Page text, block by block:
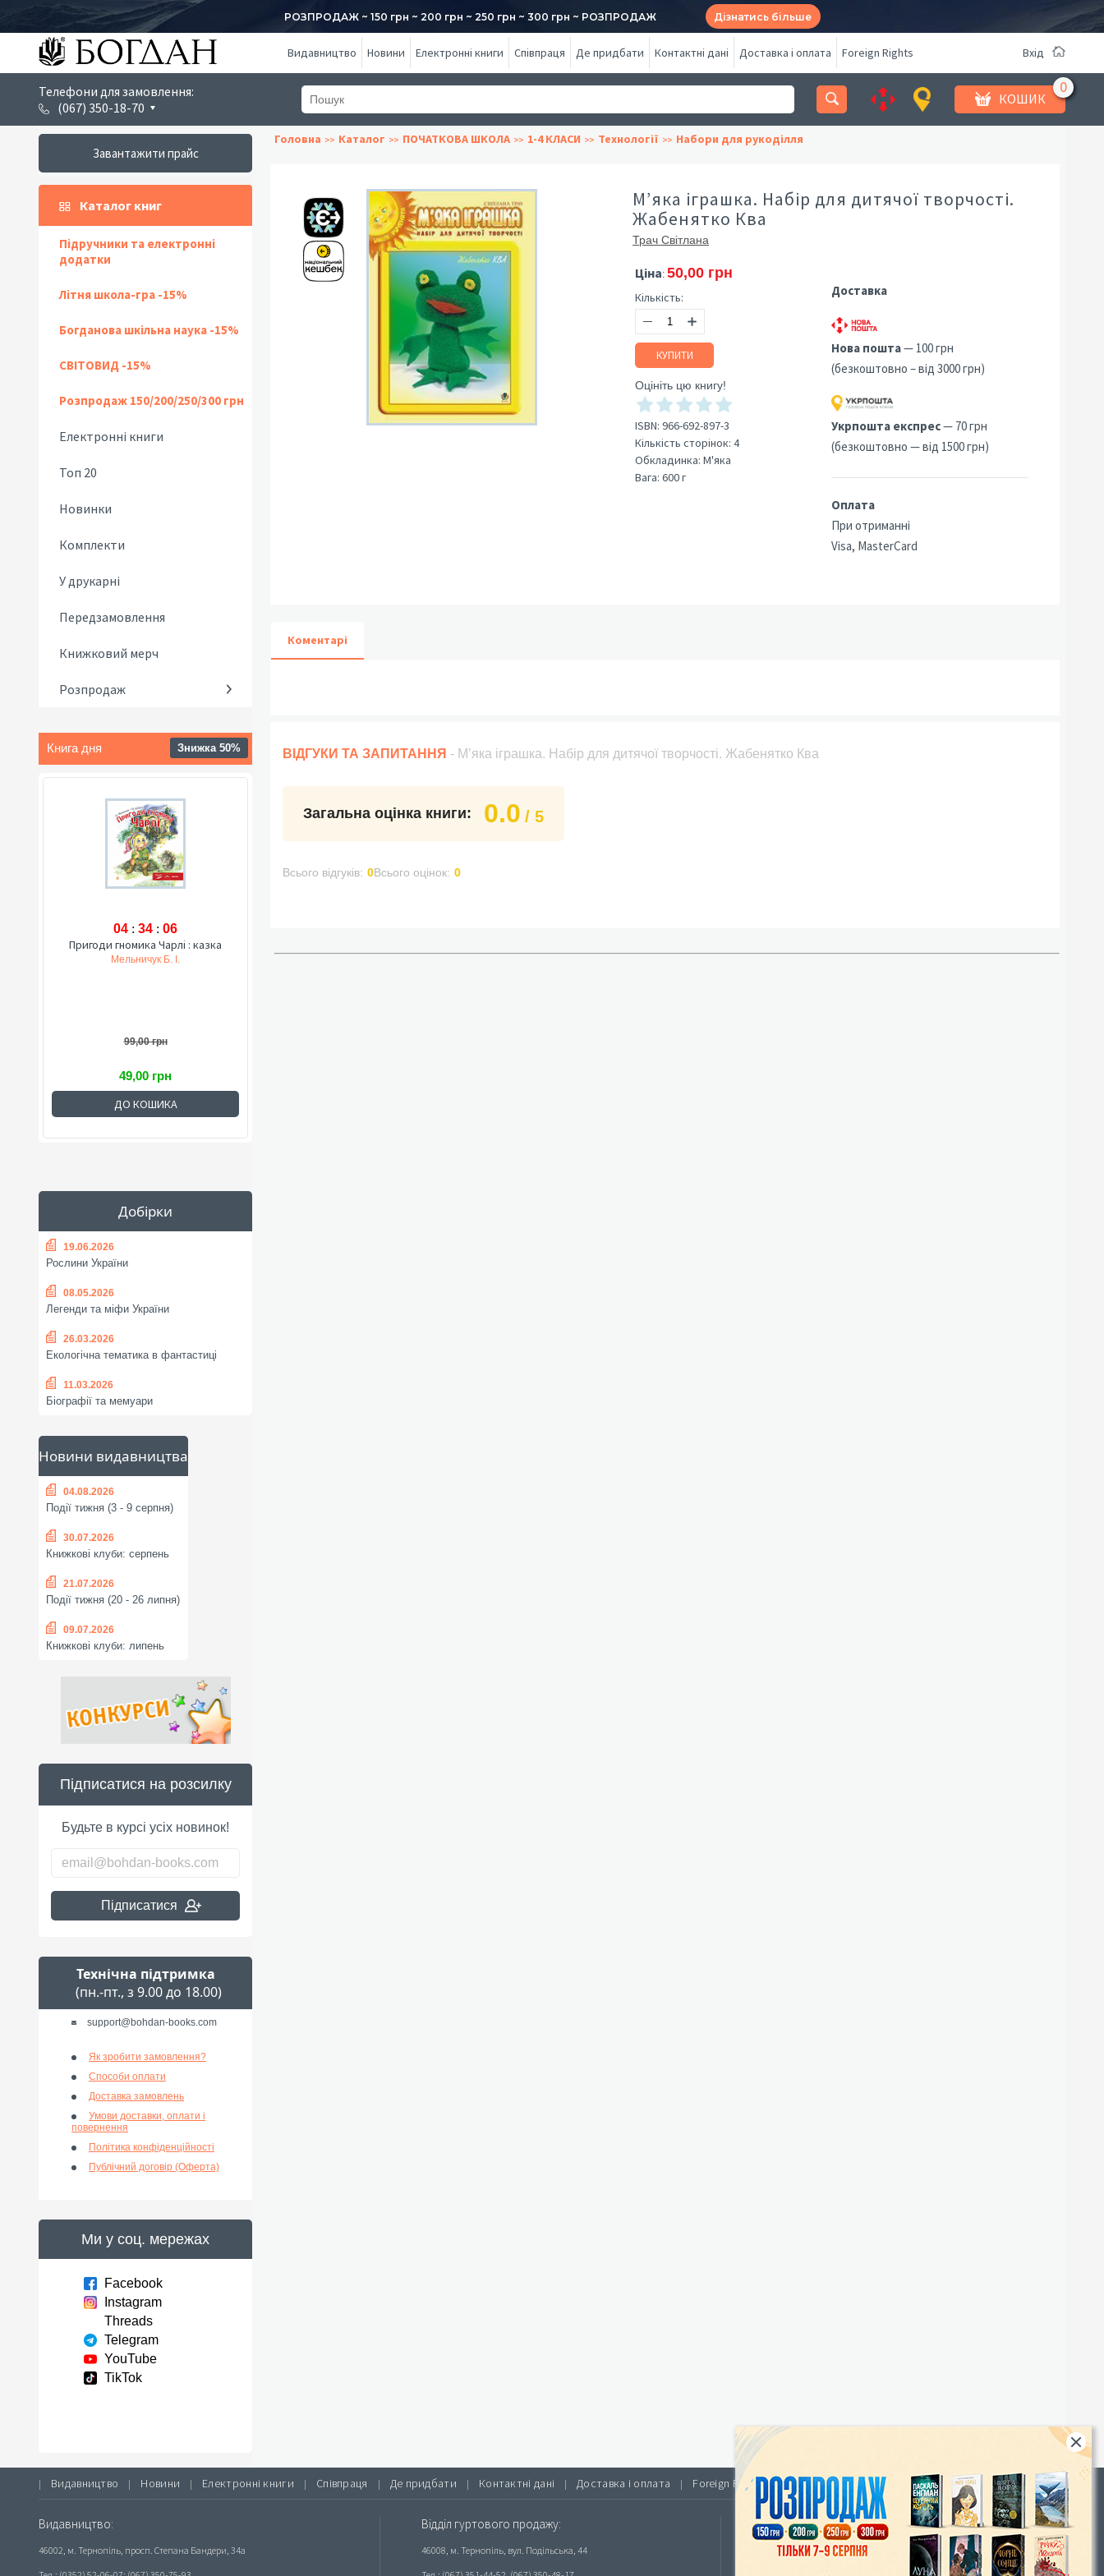
РОЗПРОДАЖ ~ 150 грн ~ 200 грн ~ 250 грн ~ 300 грн ~ РОЗПРОДАЖ Дізнатись більше
Видавництво Новини Електронні книги Співпраця Де придбати Контактні дані Доставка і оплата Foreign Rights Вхід
Телефони для замовлення:
(067) 350-18-70
КОШИК
Завантажити прайс
Каталог книг
Підручники та електронні
додатки
Літня школа-гра -15%
Богданова шкільна наука -15%
СВІТОВИД -15%
Розпродаж 150/200/250/300 грн
Електронні книги
Топ 20
Новинки
Комплекти
У друкарні
Передзамовлення
Книжковий мерч
Розпродаж
Книга дня Знижка 50%
04 : 34 : 05
Пригоди гномика Чарлі : казка
Мельничук Б. І.
99,00 грн
49,00 грн
ДО КОШИКА
Добірки
19.06.2026
Рослини України
08.05.2026
Легенди та міфи України
26.03.2026
Екологічна тематика в фантастиці
11.03.2026
Біографії та мемуари
Новини видавництва
04.08.2026
Події тижня (3 - 9 серпня)
30.07.2026
Книжкові клуби: серпень
21.07.2026
Події тижня (20 - 26 липня)
09.07.2026
Книжкові клуби: липень
Підписатися на розсилку
Будьте в курсі усіх новинок!
Підписатися
Технічна підтримка
(пн.-пт., з 9.00 до 18.00)
support@bohdan-books.com
Як зробити замовлення?
Способи оплати
Доставка замовлень
Умови доставки, оплати і
повернення
Політика конфіденційності
Публічний договір (Оферта)
Ми у соц. мережах
Facebook
Instagram
Threads
Telegram
YouTube
TikTok
Головна Каталог ПОЧАТКОВА ШКОЛА 1-4 КЛАСИ Технології Набори для рукоділля
М’яка іграшка. Набір для дитячої творчості.
Жабенятко Ква
Трач Світлана
Ціна: 50,00 грн
Кількість:
КУПИТИ
Оцініть цю книгу!
ISBN: 966-692-897-3
Кількість сторінок: 4
Обкладинка: М'яка
Вага: 600 г
Доставка
Нова пошта— 100 грн
(безкоштовно – від 3000 грн)
Укрпошта експрес— 70 грн
(безкоштовно — від 1500 грн)
Оплата
При отриманні
Visa, MasterCard
Коментарі
ВІДГУКИ ТА ЗАПИТАННЯ - М’яка іграшка. Набір для дитячої творчості. Жабенятко Ква
Загальна оцінка книги: 0.0 / 5
Всього відгуків: 0Всього оцінок: 0
| Видавництво | Новини | Електронні книги | Співпраця | Де придбати | Контактні дані | Доставка і оплата | Foreign Rights |
Видавництво:
46002, м. Тернопіль, просп. Степана Бандери, 34а
Відділ гуртового продажу:
46008, м. Тернопіль, вул. Подільська, 44
Інтернет-магазин «Видавництво Богдан»:
46018, м. Тернопіль, А/С 529